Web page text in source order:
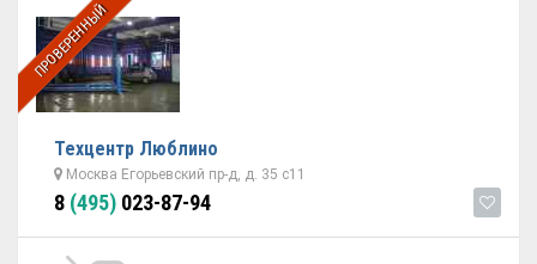
ПРОВЕРЕННЫЙ
Техцентр Люблино
Москва Егорьевский пр-д, д. 35 с11
8 (495) 023-87-94